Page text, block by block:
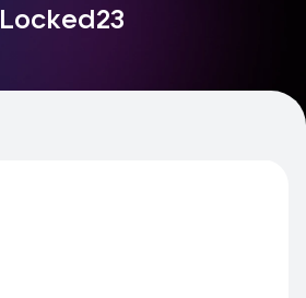
Locked23